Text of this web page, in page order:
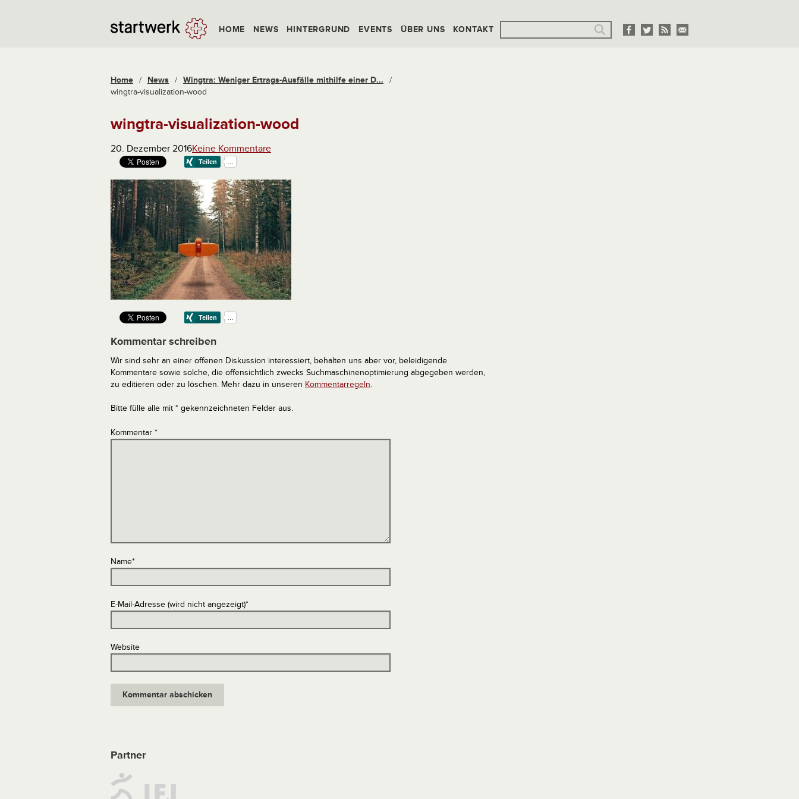
HOME NEWS HINTERGRUND EVENTS ÜBER UNS KONTAKT
Home / News / Wingtra: Weniger Ertrags-Ausfälle mithilfe einer D...
/
wingtra-visualization-wood
wingtra-visualization-wood
20. Dezember 2016Keine Kommentare
Kommentar schreiben
Wir sind sehr an einer offenen Diskussion interessiert, behalten uns aber vor, beleidigende
Kommentare sowie solche, die offensichtlich zwecks Suchmaschinenoptimierung abgegeben werden,
zu editieren oder zu löschen. Mehr dazu in unseren Kommentarregeln.
Bitte fülle alle mit * gekennzeichneten Felder aus.
Kommentar *
Name*
E-Mail-Adresse (wird nicht angezeigt)*
Website
Partner